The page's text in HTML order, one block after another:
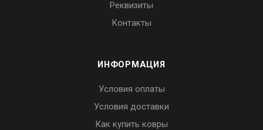
Реквизиты
Контакты
ИНФОРМАЦИЯ
Условия оплаты
Условия доставки
Как купить ковры